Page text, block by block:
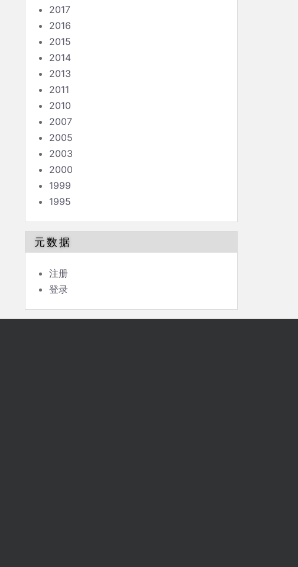
2017
2016
2015
2014
2013
2011
2010
2007
2005
2003
2000
1999
1995
元数据
注册
登录